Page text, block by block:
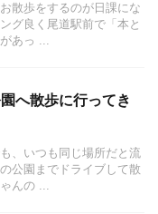
散歩をするのが日課にな
グ良く尾道駅前で「本と
あっ ...
へ散歩に行ってき
、いつも同じ場所だと流
公園までドライブして散
んの ...